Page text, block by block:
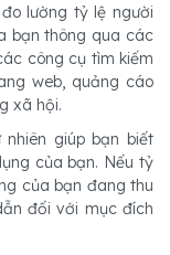
lường tỷ lệ người
bạn thông qua các
công cụ tìm kiếm
web, quảng cáo
xã hội.
giúp bạn biết
của bạn. Nếu tỷ
của bạn đang thu
đối với mục đích